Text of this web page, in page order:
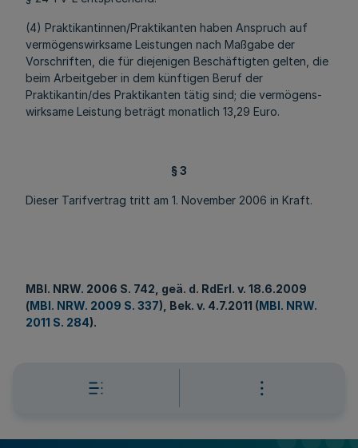
(4) Praktikantinnen/Praktikanten haben Anspruch auf
vermögenswirksame Leistungen nach Maßgabe der
Vorschriften, die für diejenigen Beschäftigten gelten, die
beim Arbeitgeber in dem künftigen Beruf der
Praktikantin/des Praktikanten tätig sind; die vermögens­
wirksame Leistung beträgt monatlich 13,29 Euro.
§ 3
Dieser Tarifvertrag tritt am 1. November 2006 in Kraft.
MBl. NRW. 2006 S. 742, geä. d. RdErl. v. 18.6.2009
(MBl. NRW. 2009 S. 337), Bek. v. 4.7.2011 (MBl. NRW.
2011 S. 284).